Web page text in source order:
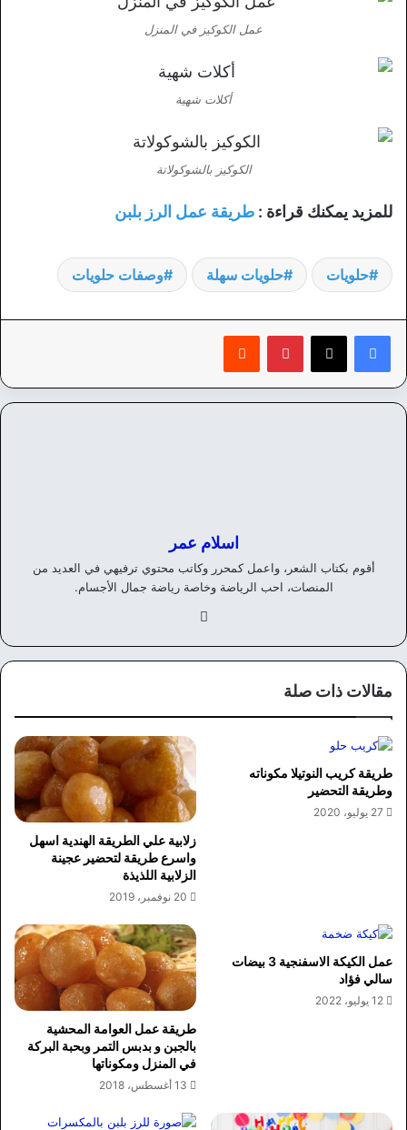
عمل الكوكيز في المنزل
أكلات شهية
الكوكيز بالشوكولاتة
للمزيد يمكنك قراءة : طريقة عمل الرز بلبن
حلويات حلويات سهلة وصفات حلويات
بينتيريست
اسلام عمر
أقوم بكتاب الشعر، واعمل كمحرر وكاتب محتوي ترفيهي في العديد من
المنصات، احب الرياضة وخاصة رياضة جمال الأجسام.
وك
مقالات ذات صلة
طريقة كريب النوتيلا مكوناته
وطريقة التحضير
27 يوليو، 2020
زلابية علي الطريقة الهندية اسهل
واسرع طريقة لتحضير عجينة
الزلابية اللذيذة
20 نوفمبر، 2019
عمل الكيكة الاسفنجية 3 بيضات
سالي فؤاد
12 يوليو، 2022
طريقة عمل العوامة المحشية
بالجبن و بدبس التمر وبحبة البركة
في المنزل ومكوناتها
13 أغسطس، 2018